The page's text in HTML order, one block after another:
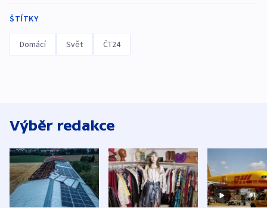
ŠTÍTKY
Domácí Svět ČT24
Výběr redakce